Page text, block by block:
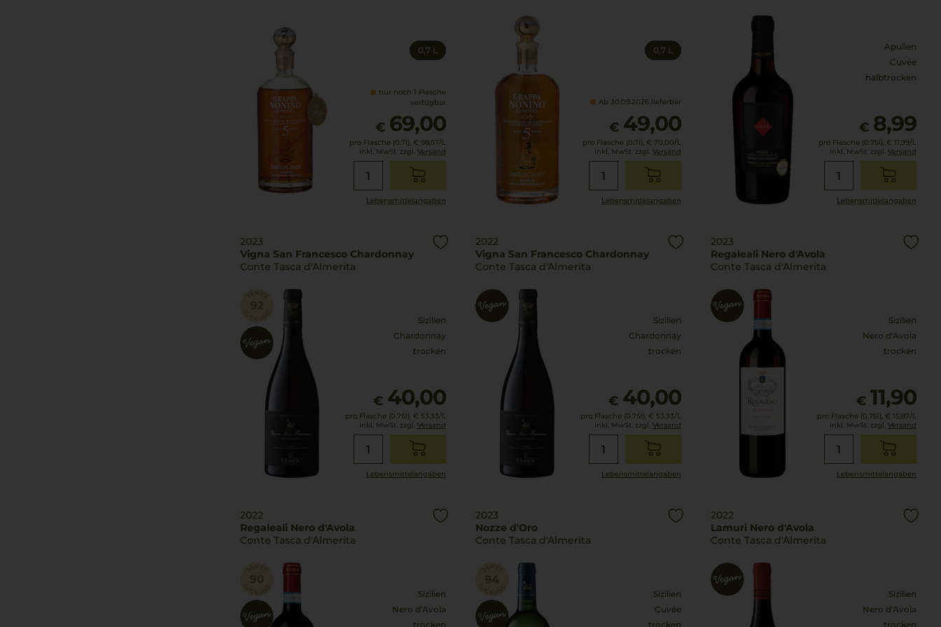
0,7 L
nur noch 1 Flasche
verfügbar
€ 69,00
pro Flasche (0.7l), € 98,57/L
inkl. MwSt. zzgl. Versand
Lebensmittel­angaben
0,7 L
Ab 30.09.2026 lieferbar
€ 49,00
pro Flasche (0.7l), € 70,00/L
inkl. MwSt. zzgl. Versand
Lebensmittel­angaben
Apulien
Cuvée
halbtrocken
€ 8,99
pro Flasche (0.75l), € 11,99/L
inkl. MwSt. zzgl. Versand
Lebensmittel­angaben
2023
Vigna San Francesco Chardonnay
Conte Tasca d'Almerita
Sizilien
Chardonnay
trocken
€ 40,00
pro Flasche (0.75l), € 53,33/L
inkl. MwSt. zzgl. Versand
Lebensmittel­angaben
2022
Vigna San Francesco Chardonnay
Conte Tasca d'Almerita
Sizilien
Chardonnay
trocken
€ 40,00
pro Flasche (0.75l), € 53,33/L
inkl. MwSt. zzgl. Versand
Lebensmittel­angaben
2023
Regaleali Nero d'Avola
Conte Tasca d'Almerita
Sizilien
Nero d'Avola
trocken
€ 11,90
pro Flasche (0.75l), € 15,87/L
inkl. MwSt. zzgl. Versand
Lebensmittel­angaben
2022
Regaleali Nero d'Avola
Conte Tasca d'Almerita
Sizilien
Nero d'Avola
trocken
2023
Nozze d'Oro
Conte Tasca d'Almerita
Sizilien
Cuvée
trocken
2022
Lamuri Nero d'Avola
Conte Tasca d'Almerita
Sizilien
Nero d'Avola
trocken